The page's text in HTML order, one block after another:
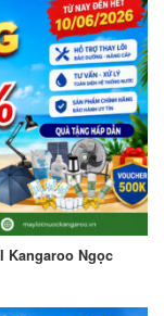
Kangaroo Ngọc